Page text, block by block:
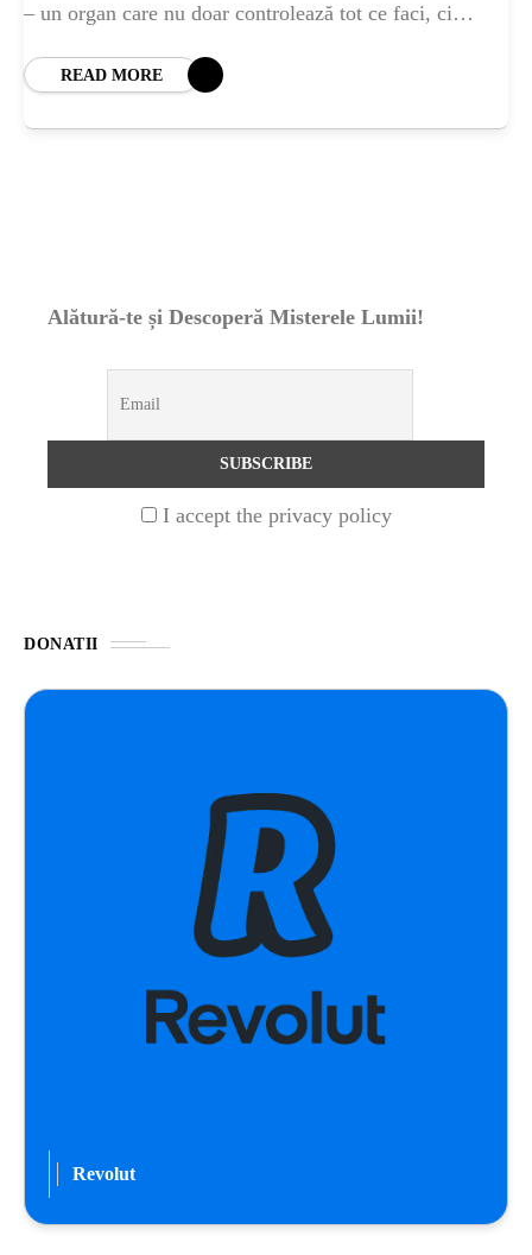
– un organ care nu doar controlează tot ce faci, ci
READ MORE
Alătură-te și Descoperă Misterele Lumii!
I accept the privacy policy
DONATII
Revolut
INSTALEAZ
A
Barajul Trei Defileuri a Încetinit Rotația
Pământului: Mit sau Realitate?
BLOG 2 years ago
Espressor paduri Senseo blocat?Afla cum îl